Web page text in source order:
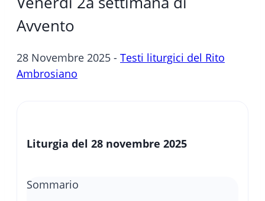
Avvento
28 Novembre 2025 - Testi liturgici del Rito
Ambrosiano
Liturgia del 28 novembre 2025
Sommario